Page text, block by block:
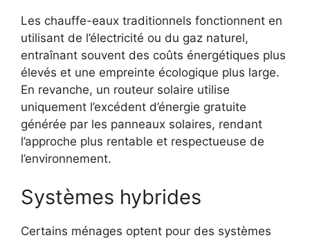
Les chauffe-eaux traditionnels fonctionnent en
utilisant de l’électricité ou du gaz naturel,
entraînant souvent des coûts énergétiques plus
élevés et une empreinte écologique plus large.
En revanche, un routeur solaire utilise
uniquement l’excédent d’énergie gratuite
générée par les panneaux solaires, rendant
l’approche plus rentable et respectueuse de
l’environnement.
Systèmes hybrides
Certains ménages optent pour des systèmes